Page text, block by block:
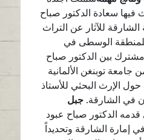
فيها سعادة الدكتور صباح
للآثار عن التراث
الوسطى في
بين الدكتور صباح
توبنغن الألمانية
الإرث البحثي للأستاذ
في الشارقة.جبل
الدكتور صباح عبود
الشارقة وتحديداً